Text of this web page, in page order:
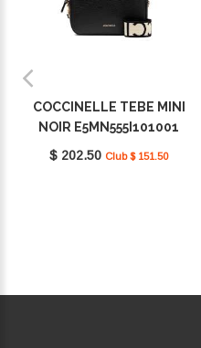
COCCINELLE TEBE MINI
NOIR E5MN555I101001
$ 202.50 Club $ 151.50